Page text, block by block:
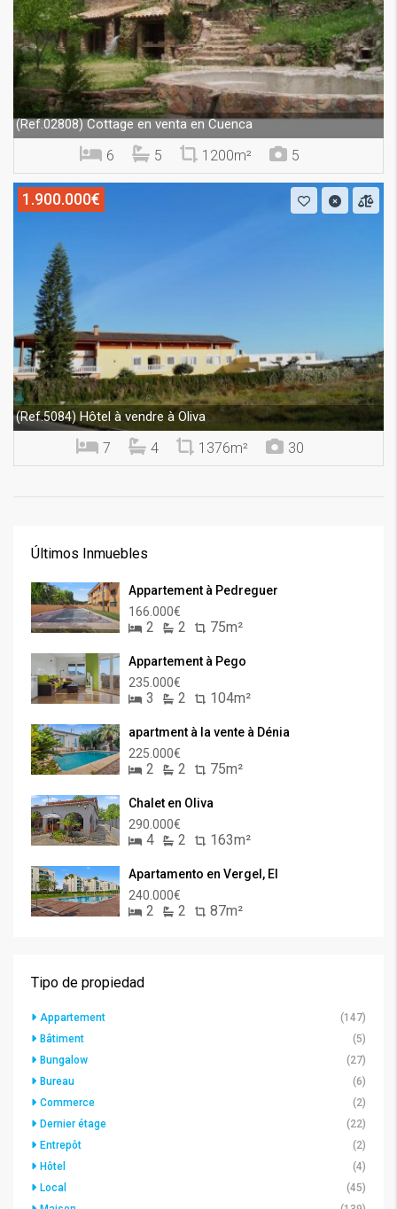
(Ref.02808)Cottage en venta en Cuenca
6 5 1200m² 5
1.900.000€
(Ref.5084) Hôtel à vendre à Oliva
7 4 1376m² 30
Últimos Inmuebles
Appartement à Pedreguer
166.000€
2 2 75m²
Appartement à Pego
235.000€
3 2 104m²
apartment à la vente à Dénia
225.000€
2 2 75m²
Chalet en Oliva
290.000€
4 2 163m²
Apartamento en Vergel, El
240.000€
2 2 87m²
Tipo de propiedad
Appartement
(147)
Bâtiment
(5)
Bungalow
(27)
Bureau
(6)
Commerce
(2)
Dernier étage
(22)
Entrepôt
(2)
Hôtel
(4)
Local
(45)